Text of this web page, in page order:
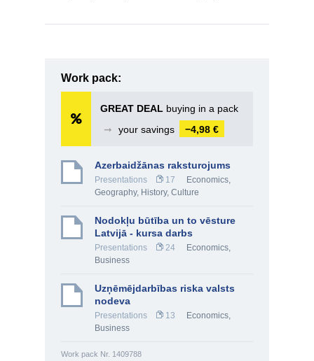
Work pack:
GREAT DEAL buying in a pack
➞
your savings −4,98 €
Azerbaidžānas raksturojums
Presentations 17 Economics,
Geography, History, Culture
Nodokļu būtība un to vēsture
Latvijā - kursa darbs
Presentations 24 Economics,
Business
Uzņēmējdarbības riska valsts
nodeva
Presentations 13 Economics,
Business
Work pack Nr. 1409788